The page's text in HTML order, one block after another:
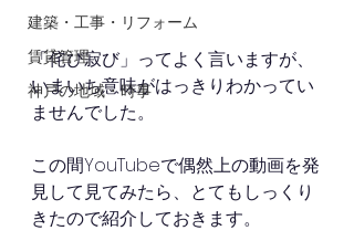
建築・工事・リフォーム
賃貸管理
神戸の地域・時事
「侘び寂び」ってよく言いますが、
いまいち意味がはっきりわかってい
ませんでした。
この間YouTubeで偶然上の動画を発
見して見てみたら、とてもしっくり
きたので紹介しておきます。